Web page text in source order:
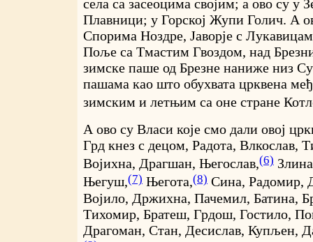
села са засеоцима својим; а ово су у
Плавници; у Горској Жупи Голич. А
Спорима Ноздре, Јаворје с
Поље са Тмастим Гвоздом, над
зимске паше од Брезне наниже низ
пашама као што обухвата црквена
зимским и летњим са оне стране
А ово су Власи које смо дали овој
Грд кнез с децом, Радота, Влкослав,
Војихна, Драгшан, Његослав,(6)
Његуш,(7) Његота,(8) Сина, Радомир,
Војило, Држихна, Пачемил, Батина,
Тихомир, Братеш, Грдош, Гостило,
Драгоман, Стан, Десислав, Купљен,